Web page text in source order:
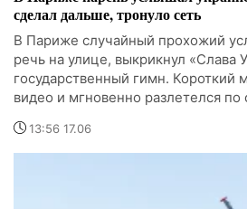
сделал дальше, тронуло сеть
В Париже случайный прохожий
речь на улице, выкрикнул «Слава
государственный гимн. Короткий
видео и мгновенно разлетелся по
13:56 17.06